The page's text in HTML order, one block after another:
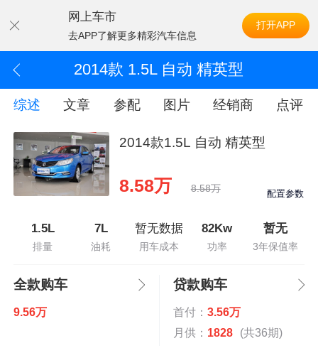
网上车市
去APP了解更多精彩汽车信息
打开APP
2014款 1.5L 自动 精英型
综述 文章 参配 图片 经销商 点评
2014款1.5L 自动 精英型
8.58万 8.58万 配置参数
1.5L
排量
7L
油耗
暂无数据
用车成本
82Kw
功率
暂无
3年保值率
全款购车
9.56万
贷款购车
首付： 3.56万
月供： 1828 (共36期)